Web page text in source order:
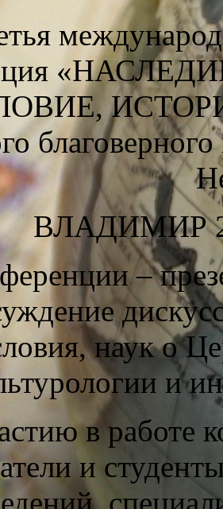
ВЛАДИМИР
–
наук о
и
в работе
и